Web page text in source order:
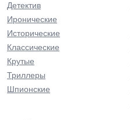
Детектив
Иронические
Исторические
Классические
Крутые
Триллеры
Шпионские